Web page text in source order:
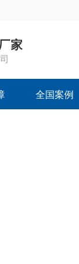
家
全国案例